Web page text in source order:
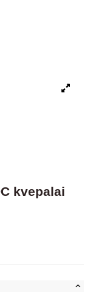
kvepalai